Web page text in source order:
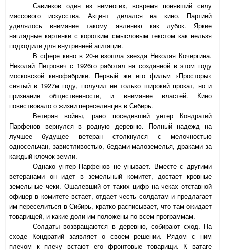
Савинков один из немногих, вовремя понявший силу
массового искусства. Акцент делался на кино. Партией
уделялось внимание такому явлению как лубок. Яркие
наглядные картинки с коротким смысловым текстом как нельзя
подходили для внутренней агитации.
В сфере кино в 20-е взошла звезда Николая Кочергина.
Николай Петрович с 1926го работал на созданной в этом году
московской кинофабрике. Первый же его фильм «Просторы»
снятый в 1927м году, получил не только широкий прокат, но и
признание общественности, и внимание властей. Кино
повествовало о жизни переселенцев в Сибирь.
Ветеран войны, рано поседевший унтер Кондратий
Парфенов вернулся в родную деревню. Полный надежд на
лучшее будущее ветеран столкнулся с мелочностью
односельчан, завистливостью, бедами малоземелья, драками за
каждый клочок земли.
Однако унтер Парфенов не унывает. Вместе с другими
ветеранами он идет в земельный комитет, достает кровные
земельные чеки. Ошалевший от таких цифр на чеках отставной
офицер в комитете встает, отдает честь солдатам и предлагает
им переселиться в Сибирь, кратко расписывает, что там ожидает
товарищей, и какие доли им положены по всем программам.
Солдаты возвращаются в деревню, собирают сход. На
сходе Кондратий заявляет о своем решении. Рядом с ним
плечом к плечу встают его фронтовые товарищи. К ватаге